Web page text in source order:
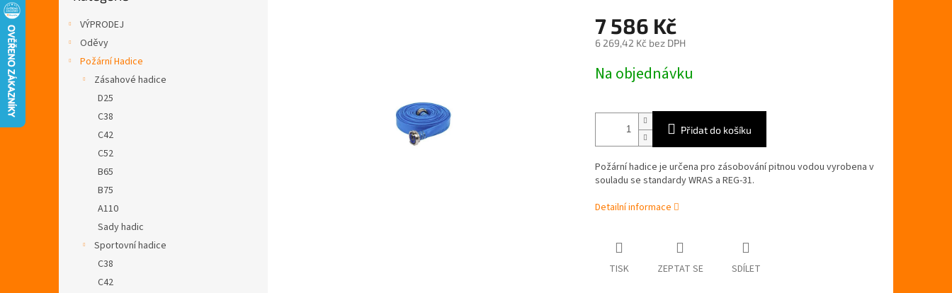
VÝPRODEJ
Oděvy
Požární Hadice
Zásahové hadice
D25
C38
C42
C52
B65
B75
A110
Sady hadic
Sportovní hadice
C38
C42
7 586 Kč
6 269,42 Kč bez DPH
cena:
Na objednávku
Přidat do košíku
Požární hadice je určena pro zásobování pitnou vodou vyrobena v
souladu se standardy WRAS a REG-31.
Detailní informace
TISK ZEPTAT SE SDÍLET